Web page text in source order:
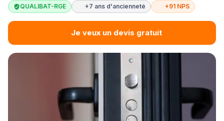
QUALIBAT-RGE +7 ans d'ancienneté +91 NPS
Je veux un devis gratuit